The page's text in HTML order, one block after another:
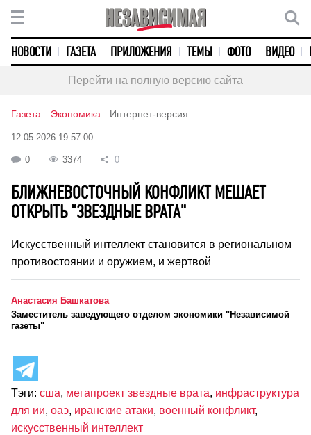
НОВОСТИ ГАЗЕТА ПРИЛОЖЕНИЯ ТЕМЫ ФОТО ВИДЕО
Перейти на полную версию сайта
Газета Экономика Интернет-версия
12.05.2026 19:57:00
0 3374 0
БЛИЖНЕВОСТОЧНЫЙ КОНФЛИКТ МЕШАЕТ
ОТКРЫТЬ "ЗВЕЗДНЫЕ ВРАТА"
Искусственный интеллект становится в региональном
противостоянии и оружием, и жертвой
Анастасия Башкатова
Заместитель заведующего отделом экономики "Независимой
газеты"
Тэги: сша, мегапроект звездные врата, инфраструктура
для ии, оаэ, иранские атаки, военный конфликт,
искусственный интеллект